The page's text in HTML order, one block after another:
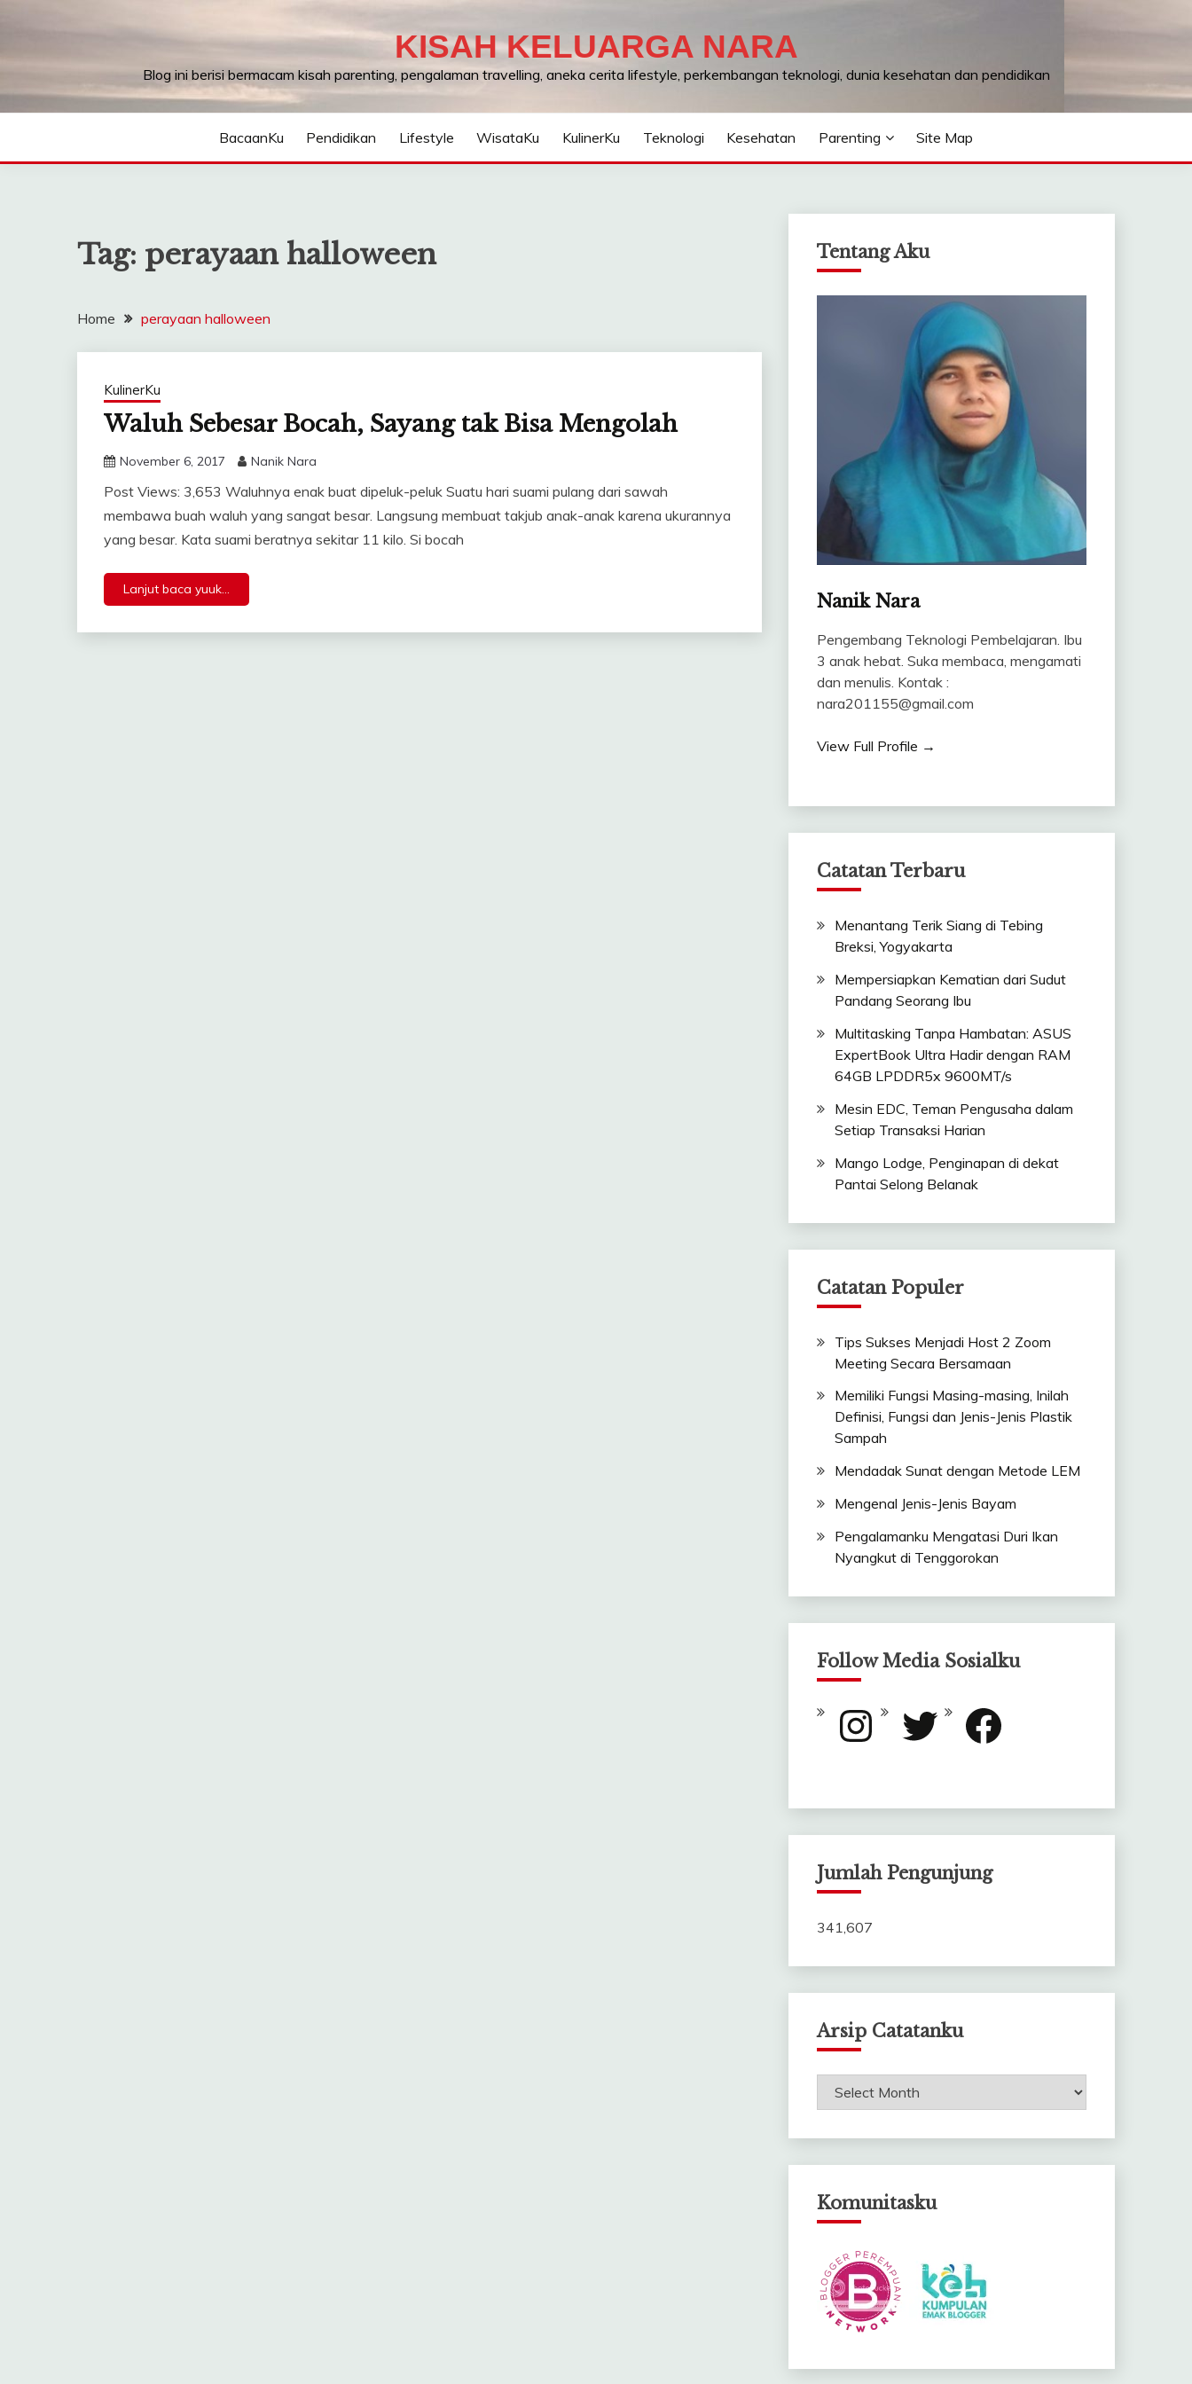
KISAH KELUARGA NARA
Blog ini berisi bermacam kisah parenting, pengalaman travelling, aneka cerita lifestyle, perkembangan teknologi, dunia kesehatan dan pendidikan
BacaanKu Pendidikan Lifestyle WisataKu KulinerKu Teknologi Kesehatan Parenting Site Map
Tag: perayaan halloween
Home perayaan halloween
KulinerKu
Waluh Sebesar Bocah, Sayang tak Bisa Mengolah
November 6, 2017 Nanik Nara
Post Views: 3,653 Waluhnya enak buat dipeluk-peluk Suatu hari suami pulang dari sawah
membawa buah waluh yang sangat besar. Langsung membuat takjub anak-anak karena ukurannya
yang besar. Kata suami beratnya sekitar 11 kilo. Si bocah
Lanjut baca yuuk...
Tentang Aku
Nanik Nara
Pengembang Teknologi Pembelajaran. Ibu
3 anak hebat. Suka membaca, mengamati
dan menulis. Kontak :
nara201155@gmail.com
View Full Profile →
Catatan Terbaru
Menantang Terik Siang di Tebing
Breksi, Yogyakarta
Mempersiapkan Kematian dari Sudut
Pandang Seorang Ibu
Multitasking Tanpa Hambatan: ASUS
ExpertBook Ultra Hadir dengan RAM
64GB LPDDR5x 9600MT/s
Mesin EDC, Teman Pengusaha dalam
Setiap Transaksi Harian
Mango Lodge, Penginapan di dekat
Pantai Selong Belanak
Catatan Populer
Tips Sukses Menjadi Host 2 Zoom
Meeting Secara Bersamaan
Memiliki Fungsi Masing-masing, Inilah
Definisi, Fungsi dan Jenis-Jenis Plastik
Sampah
Mendadak Sunat dengan Metode LEM
Mengenal Jenis-Jenis Bayam
Pengalamanku Mengatasi Duri Ikan
Nyangkut di Tenggorokan
Follow Media Sosialku
Instagram Twitter Facebook
Jumlah Pengunjung
341,607
Arsip Catatanku
Arsip
Komunitasku